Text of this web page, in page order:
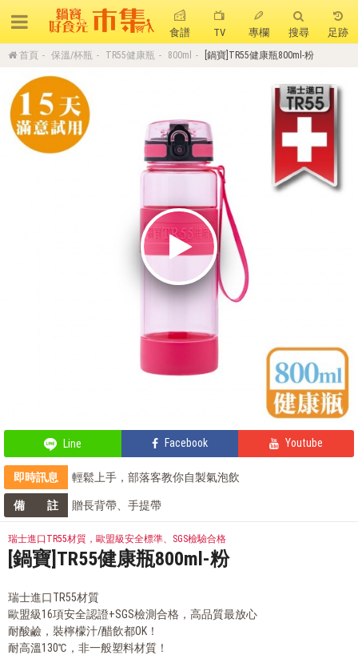
食譜 TV 專欄 搜尋 足跡
首頁 保溫/杯瓶 TR55健康瓶 800ml [鍋寶]TR55健康瓶800ml-粉
Line Facebook Youtube
即時訊息
輕鬆上手，部落客教你自製氣泡飲
部落客的氣炸私房菜，不藏私分享
備 註 贈長背帶、手提帶
瑞士進口TR55材質，歐盟級安全標準、SGS檢驗合格
[鍋寶]TR55健康瓶800ml-粉
瑞士進口TR55材質
歐盟級16項安全認證+SGS檢測合格，高品質最放心
耐酸鹼，裝檸檬汁/醋飲都OK！
耐高溫130℃，非一般塑料材質！
熱門搜尋
聚油不沾鍋 全球通吹風機 陶瓷不沾電鍋
可微波保鮮盒 大理石不沾鍋
金鑽不沾鍋